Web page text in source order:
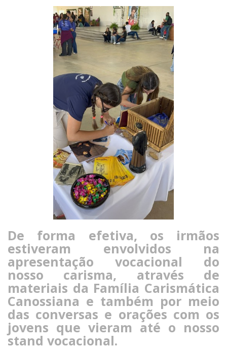
De forma efetiva, os irmãos
estiveram envolvidos na
apresentação vocacional do
nosso carisma, através de
materiais da Família Carismática
Canossiana e também por meio
das conversas e orações com os
jovens que vieram até o nosso
stand vocacional.